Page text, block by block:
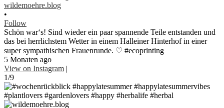
wildemoehre.blog
•
Follow
Schön war‘s! Sind wieder ein paar spannende Teile entstanden und
das bei herrlichstem Wetter in einem Halleiner Hinterhof in einer
super sympathischen Frauenrunde. ♡ #ecoprinting
5 Monaten ago
View on Instagram |
1/9